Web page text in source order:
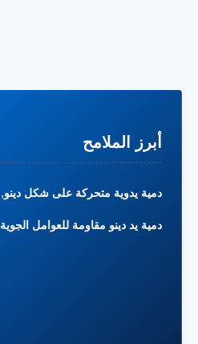
أبرز الملامح
دمية يدوية متحركة على شكل دينو,
دمية يد دينو مقاومة للعوامل الجوية